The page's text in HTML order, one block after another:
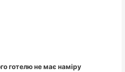
готелю не має наміру